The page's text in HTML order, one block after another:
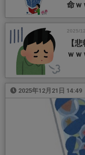
命ｗ
2025/
【
ｗ
2025年12月21日 14:49